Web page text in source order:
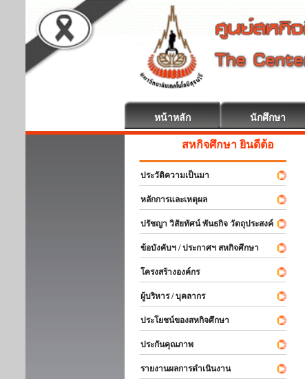
หน้าหลัก นักศึกษา
สหกิจศึกษา ยินดีต้อนรับ
ประวัติความเป็นมา
หลักการและเหตุผล
ปรัชญา วิสัยทัศน์ พันธกิจ วัตถุประสงค์
ข้อบังคับฯ / ประกาศฯ สหกิจศึกษา
โครงสร้างองค์กร
ผู้บริหาร / บุคลากร
ประโยชน์ของสหกิจศึกษา
ประกันคุณภาพ
รายงานผลการดำเนินงาน